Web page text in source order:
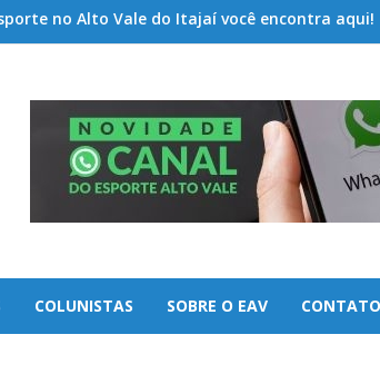
no Alto Vale do Itajaí você encontra aqui!
COLUNISTAS SOBRE O EAV CONTATO